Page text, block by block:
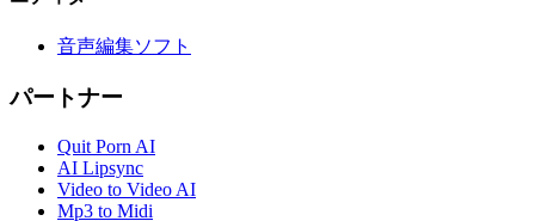
音声編集ソフト
パートナー
Quit Porn AI
AI Lipsync
Video to Video AI
Mp3 to Midi